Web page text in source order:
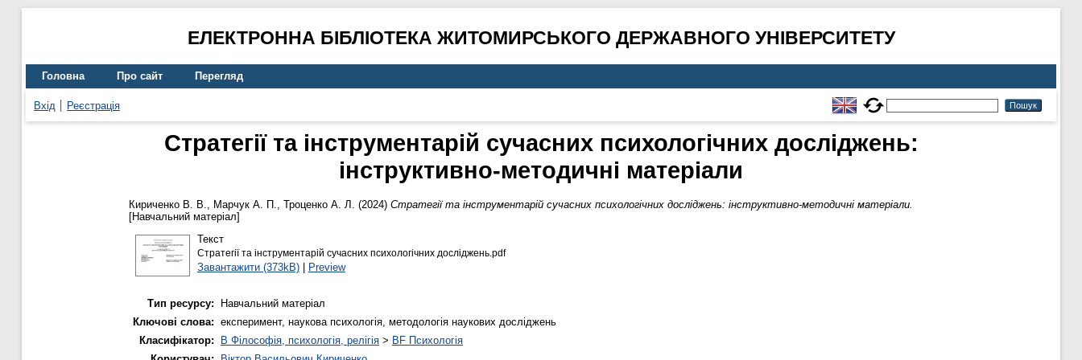
ЕЛЕКТРОННА БІБЛІОТЕКА ЖИТОМИРСЬКОГО ДЕРЖАВНОГО УНІВЕРСИТЕТУ
Головна Про сайт Перегляд
Вхід Реєстрація
Стратегії та інструментарій сучасних психологічних досліджень:
інструктивно-методичні матеріали
Кириченко В. В., Марчук А. П., Троценко А. Л. (2024) Стратегії та інструментарій сучасних психологічних досліджень: інструктивно-методичні матеріали.
[Навчальний матеріал]
Текст
Стратегії та інструментарій сучасних психологічних досліджень.pdf
Завантажити (373kB)| Preview
Тип ресурсу:
Навчальний матеріал
Ключові слова: експеримент, наукова психологія, методологія наукових досліджень
Класифікатор:
B Філософія, психологія, релігія > BF Психологія